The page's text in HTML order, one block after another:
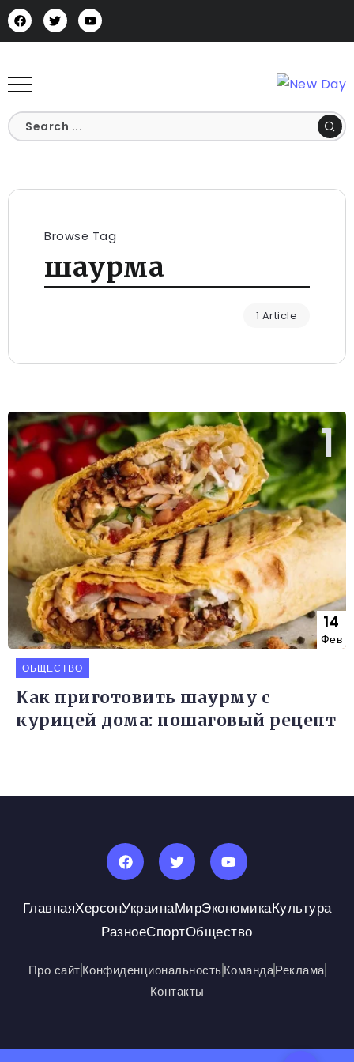
Browse Tag
шаурма
1 Article
14
Фев
ОБЩЕСТВО
Как приготовить шаурму с
курицей дома: пошаговый рецепт
ГлавнаяХерсонУкраинаМирЭкономикаКультура
РазноеСпортОбщество
Про сайтКонфиденциональностьКомандаРеклама
Контакты